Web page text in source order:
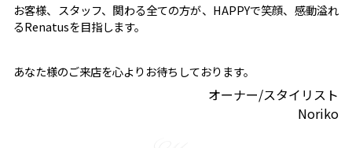
お客様、スタッフ、関わる全ての方が、HAPPYで笑顔、感動溢れ
るRenatusを目指します。
あなた様のご来店を心よりお待ちしております。
オーナー/スタイリスト
Noriko